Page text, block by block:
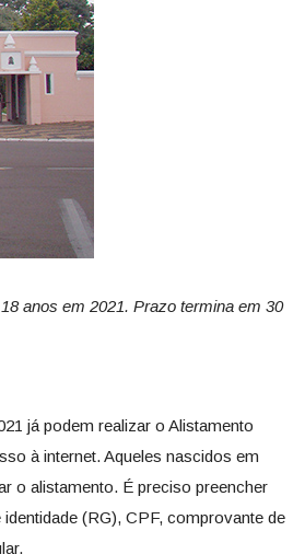
anos em 2021. Prazo termina em 30
já podem realizar o Alistamento
à internet. Aqueles nascidos em
o alistamento. É preciso preencher
(RG), CPF, comprovante de